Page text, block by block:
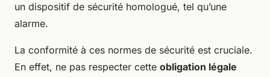
un dispositif de sécurité homologué, tel qu’une
alarme.
La conformité à ces normes de sécurité est cruciale.
En effet, ne pas respecter cette obligation légale